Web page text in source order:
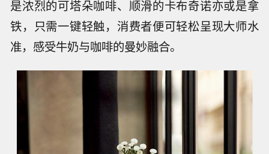
是浓烈的可塔朵咖啡、顺滑的卡布奇诺亦或是拿
铁，只需一键轻触，消费者便可轻松呈现大师水
准，感受牛奶与咖啡的曼妙融合。